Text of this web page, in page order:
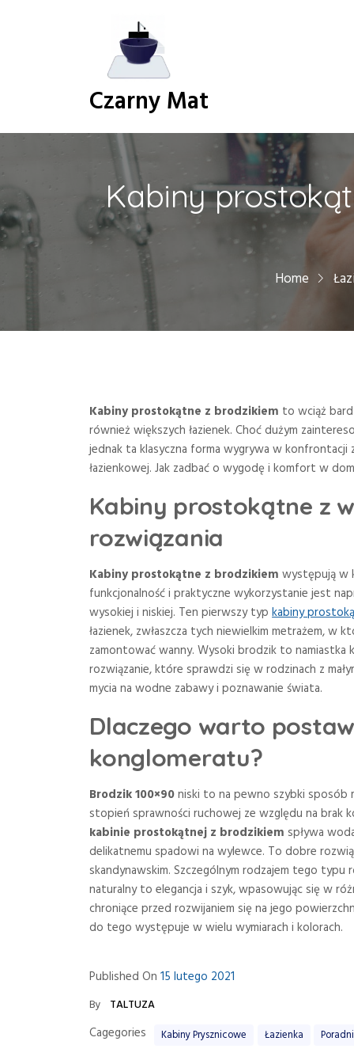
t
n
t
Czarny Mat
Kabiny
Home
Kabiny prostokątne z brodzikiem to wciąż
również większych łazienek. Choć dużym
jednak ta klasyczna forma wygrywa w konfrontacji
łazienkowej. Jak zadbać o wygodę i komfort w
Kabiny prostokątne z
rozwiązania
Kabiny prostokątne z brodzikiemwystępują w
funkcjonalność i praktyczne wykorzystanie jest
wysokiej i niskiej. Ten pierwszy typkabiny
łazienek, zwłaszcza tych niewielkim metrażem, w
zamontować wanny. Wysoki brodzik to namiastka
rozwiązanie, które sprawdzi się w rodzinach z
mycia na wodne zabawy i poznawanie świata.
Dlaczego warto
konglomeratu?
Brodzik 100×90niski to na pewno szybki sposób
stopień sprawności ruchowej ze względu na brak
kabinie prostokątnej z brodzikiem spływa
delikatnemu spadowi na wylewce. To dobre
skandynawskim. Szczególnym rodzajem tego typu
naturalny to elegancja i szyk, wpasowując się w
chroniące przed rozwijaniem się na jego
do tego występuje w wielu wymiarach i kolorach.
Published On15 lutego 2021
By TALTUZA
Cagegories Kabiny Prysznicowe Łazienka